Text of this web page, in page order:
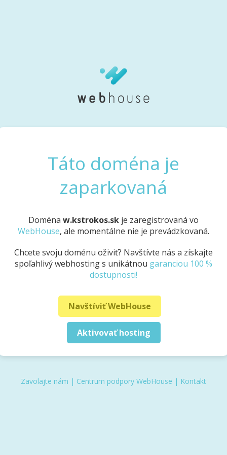
Táto doména je
zaparkovaná
Doména w.kstrokos.sk je zaregistrovaná vo
WebHouse, ale momentálne nie je prevádzkovaná.
Chcete svoju doménu oživiť? Navštívte nás a získajte
spoľahlivý webhosting s unikátnou garanciou 100 %
dostupnosti!
Navštíviť WebHouse
Aktivovať hosting
Zavolajte nám | Centrum podpory WebHouse | Kontakt